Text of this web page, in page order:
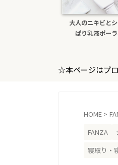
polaホワイトシ
RXSの効
☆本ページはプ
HOME >
FANZA
寝取り・